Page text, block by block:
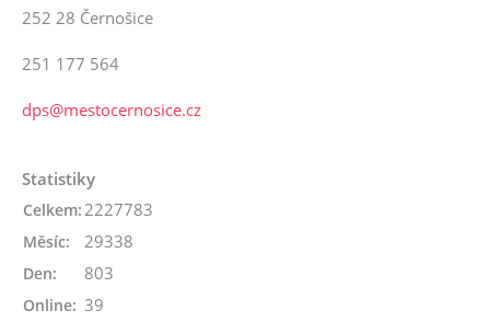
252 28 Černošice
251 177 564
dps@mestocernosice.cz
Statistiky
Online: 39
Celkem: 2227783
Měsíc: 29338
Den: 803